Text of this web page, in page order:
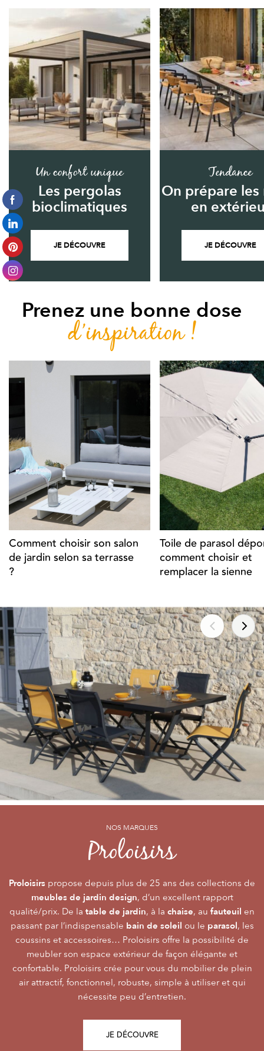
Un confort unique
Les pergolas
bioclimatiques
JE DÉCOUVRE
Tendance
On prépare les
en
JE DÉCOUVRE
Prenez une bonne dose
d’inspiration !
Comment choisir son salon
de jardin selon sa terrasse
?
Toile de parasol
comment choisir et
remplacer la sienne
NOS MARQUES
Proloisirs
Proloisirs propose depuis plus de 25 ans des collections de
meubles de jardin design, d’un excellent rapport
qualité/prix. De la table de jardin, à la chaise, au fauteuil en
passant par l’indispensable bain de soleil ou le parasol, les
coussins et accessoires… Proloisirs offre la possibilité de
meubler son espace extérieur de façon élégante et
confortable. Proloisirs crée pour vous du mobilier de plein
air attractif, fonctionnel, robuste, simple à utiliser et qui
nécessite peu d’entretien.
JE DÉCOUVRE
NOS MARQUES
Océoby PROLOISIRS
Océocrée dumobilier Premium, pour vivre l’extérieur avec
raffinement et participer de façon inoubliable aux grandes
émotions de la vie. Le mobilier Océo, de par la qualité de
ses différents matériaux et de sa fabrication, se joue des
frontières d’usage. Voir sonextérieurcomme une pièce à
part entière nécessite du style et le soin des détails.
L’illustration Océo passe par la qualité desplateaux
Trespa® qui équipent en exclusivité de nombreusestables
de jardinpour un plaisir d’usage durable.
JE DÉCOUVRE
NOS MARQUES
Alizéby PROLOISIRS
Alizéest LA marque du mobilier de jardin contemporain
dont la conception et l’accessibilité du prixfont qu’elle
s’adresse au plus grand nombre.
Le mobilier d’extérieur Alizé apporte un souffle bien
agréable empreint de style, fonctionnalité, facilité
d’utilisation, prix, pour des instantsRepas, Salon,Détente
Alizé est créée pour bien vivre dehors, dans la joie, la
modernité, la simplicité, le plaisir d’être ensemble !
JE DÉCOUVRE